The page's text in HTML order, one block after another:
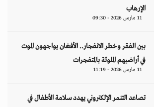
الإرهاب
11 مارس 2026 - 09:30
بين الفقر وخطر الانفجار.. الأفغان يواجهون الموت
في أراضيهم الملوثة بالمتفجرات
11 مارس 2026 - 11:19
تصاعد التنمر الإلكتروني يهدد سلامة الأطفال في